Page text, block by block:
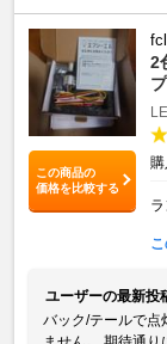
この商品の
価格を比較する
fcl.
2
プ
ユーザーの最新投
バック/テールで点